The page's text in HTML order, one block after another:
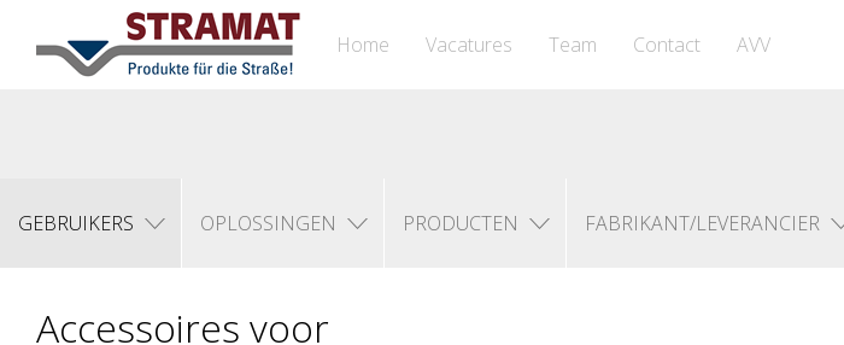
Home Vacatures Team Contact AVV
GEBRUIKERS OPLOSSINGEN PRODUCTEN FABRIKANT/LEVERANCIER
Accessoires voor